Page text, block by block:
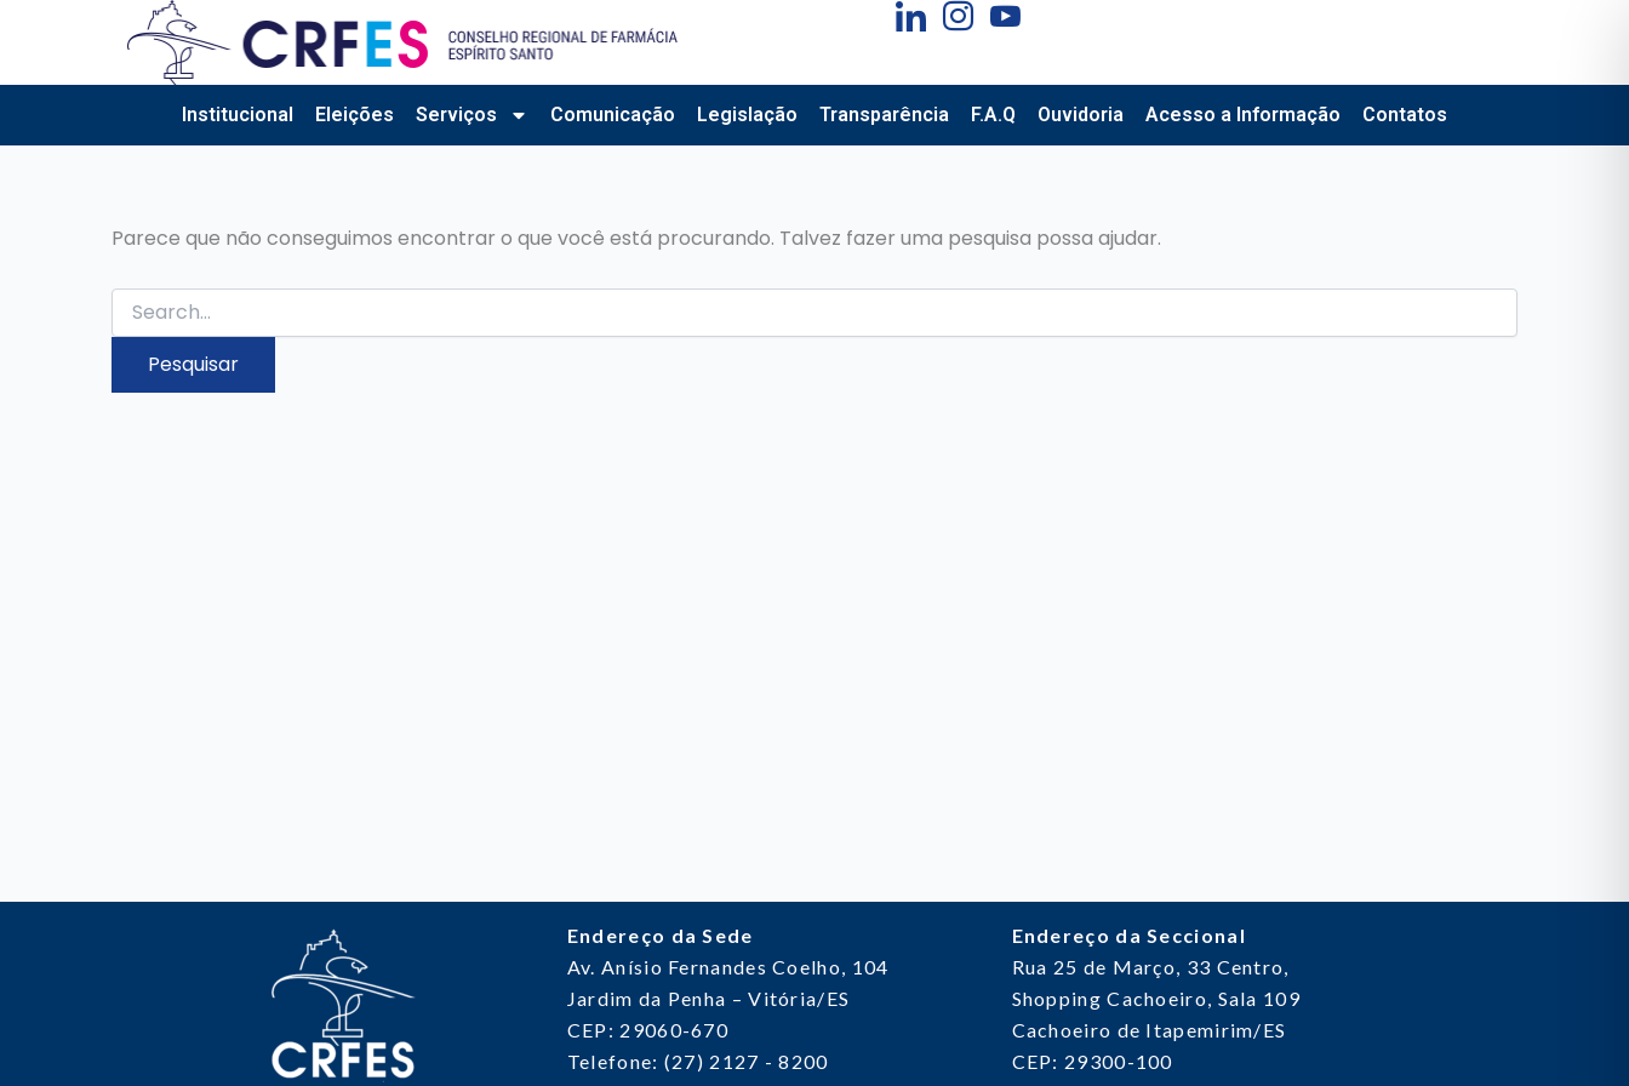
Institucional Eleições Serviços Comunicação Legislação Transparência F.A.Q Ouvidoria Acesso a Informação Contatos
Parece que não conseguimos encontrar o que você está procurando. Talvez fazer uma pesquisa possa ajudar.
Pesquisar
por:
Endereço da Sede
Av. Anísio Fernandes Coelho, 104
Jardim da Penha – Vitória/ES
CEP: 29060-670
Telefone: (27) 2127 - 8200
Endereço da Seccional
Rua 25 de Março, 33 Centro,
Shopping Cachoeiro, Sala 109
Cachoeiro de Itapemirim/ES
CEP: 29300-100